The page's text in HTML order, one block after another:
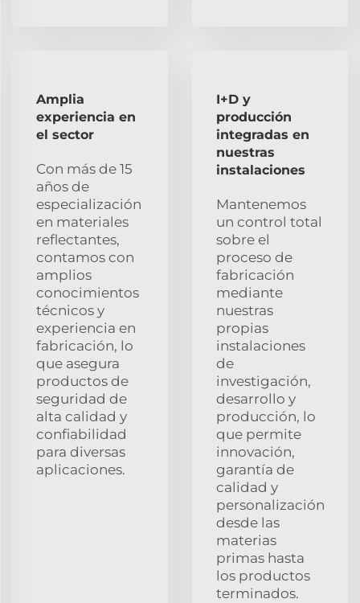
Amplia
experiencia en
el sector
Con más de 15
años de
especialización
en materiales
reflectantes,
contamos con
amplios
conocimientos
técnicos y
experiencia en
fabricación, lo
que asegura
productos de
seguridad de
alta calidad y
confiabilidad
para diversas
aplicaciones.
I+D y
producción
integradas en
nuestras
instalaciones
Mantenemos
un control total
sobre el
proceso de
fabricación
mediante
nuestras
propias
instalaciones
de
investigación,
desarrollo y
producción, lo
que permite
innovación,
garantía de
calidad y
personalización
desde las
materias
primas hasta
los productos
terminados.